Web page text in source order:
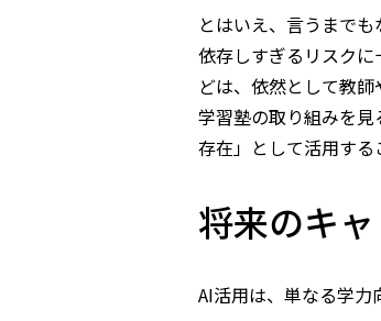
とはいえ、言うまで
依存しすぎるリスク
どは、依然として教
学習塾の取り組みを
存在」として活用する
将来のキ
AI活用は、単なる学力